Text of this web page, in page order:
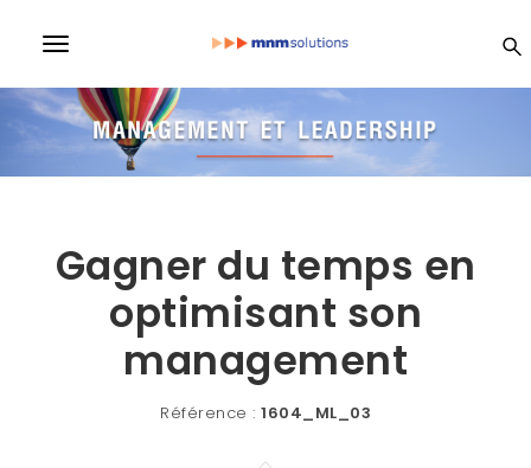
o
a
T
o
g
g
e
Gagner du temps en
optimisant son
management
Référence : 1604_ML_03